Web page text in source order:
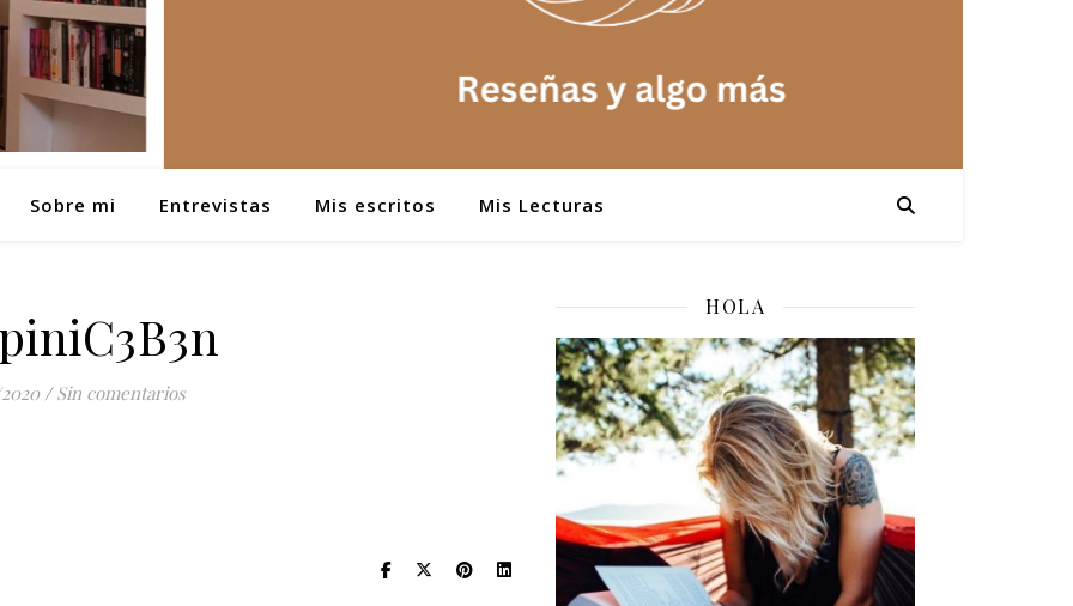
Sobre mi Entrevistas Mis escritos Mis Lecturas
/ Sin comentarios
HOLA